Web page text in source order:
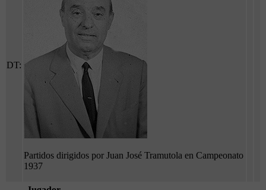
DT:
Partidos dirigidos por Juan José Tramutola en Campeonato
1937